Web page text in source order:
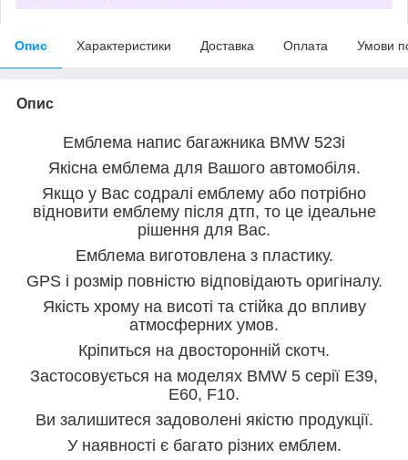
Опис Характеристики Доставка Оплата Умови
Опис
Емблема напис багажника BMW 523i
Якісна емблема для Вашого автомобіля.
Якщо у Вас содралі емблему або потрібно
відновити емблему після дтп, то це ідеальне
рішення для Вас.
Емблема виготовлена з пластику.
GPS і розмір повністю відповідають оригіналу.
Якість хрому на висоті та стійка до впливу
атмосферних умов.
Кріпиться на двосторонній скотч.
Застосовується на моделях BMW 5 серії E39,
E60, F10.
Ви залишитеся задоволені якістю продукції.
У наявності є багато різних емблем.